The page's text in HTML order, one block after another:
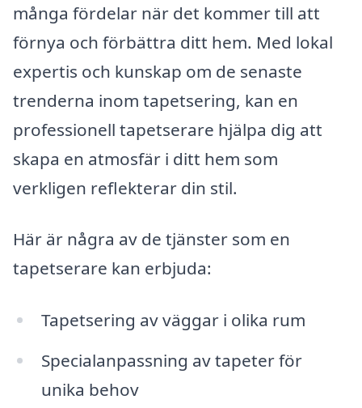
många fördelar när det kommer till att
förnya och förbättra ditt hem. Med lokal
expertis och kunskap om de senaste
trenderna inom tapetsering, kan en
professionell tapetserare hjälpa dig att
skapa en atmosfär i ditt hem som
verkligen reflekterar din stil.
Här är några av de tjänster som en
tapetserare kan erbjuda:
Tapetsering av väggar i olika rum
Specialanpassning av tapeter för
unika behov